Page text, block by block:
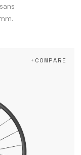
+COMPARE